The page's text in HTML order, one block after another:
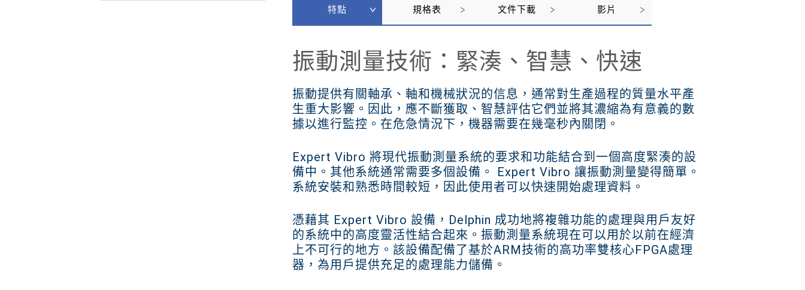
特點 規格表 文件下載 影片
振動測量技術：緊湊、智慧、快速
振動提供有關軸承、軸和機械狀況的信息，通常對生產過程的質量水平產
生重大影響。因此，應不斷獲取、智慧評估它們並將其濃縮為有意義的數
據以進行監控。在危急情況下，機器需要在幾毫秒內關閉。
Expert Vibro 將現代振動測量系統的要求和功能結合到一個高度緊湊的設
備中。其他系統通常需要多個設備。 Expert Vibro 讓振動測量變得簡單。
系統安裝和熟悉時間較短，因此使用者可以快速開始處理資料。
憑藉其 Expert Vibro 設備，Delphin 成功地將複雜功能的處理與用戶友好
的系統中的高度靈活性結合起來。振動測量系統現在可以用於以前在經濟
上不可行的地方。該設備配備了基於ARM技術的高功率雙核心FPGA處理
器，為用戶提供充足的處理能力儲備。